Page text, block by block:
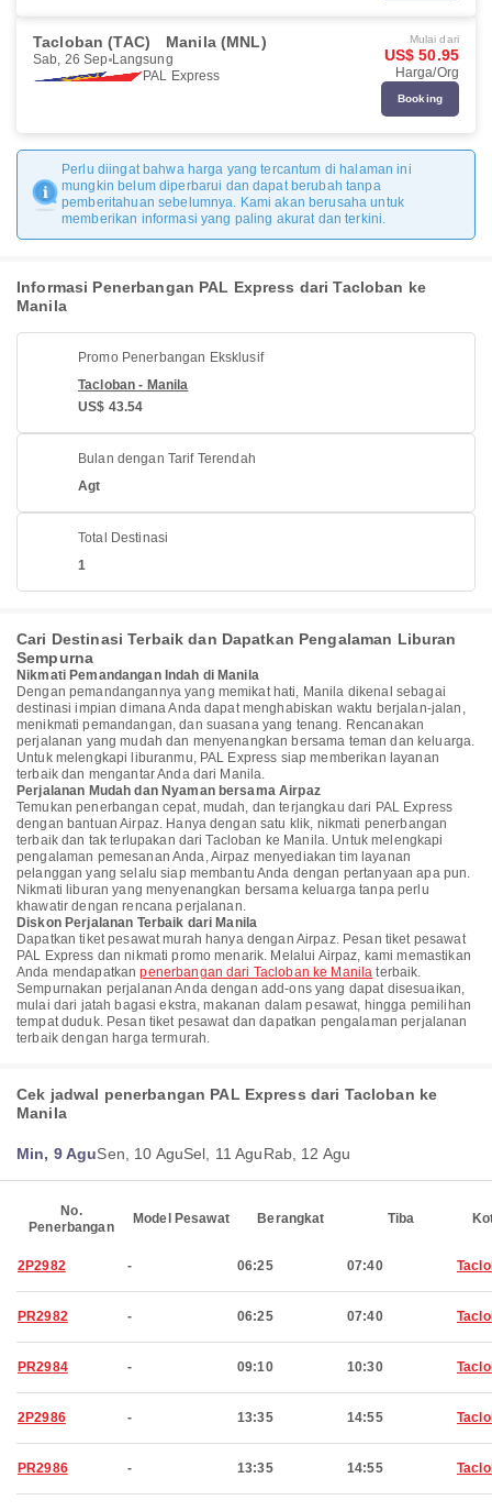
Tacloban (TAC) Manila (MNL)
Sab, 26 Sep Langsung
PAL Express
Mulai dari
US$ 50.95
Harga/Org
Booking
Perlu diingat bahwa harga yang tercantum di halaman ini
mungkin belum diperbarui dan dapat berubah tanpa
pemberitahuan sebelumnya. Kami akan berusaha untuk
memberikan informasi yang paling akurat dan terkini.
Informasi Penerbangan PAL Express dari Tacloban ke
Manila
Promo Penerbangan Eksklusif
Tacloban - Manila
US$ 43.54
Bulan dengan Tarif Terendah
Agt
Total Destinasi
1
Cari Destinasi Terbaik dan Dapatkan Pengalaman Liburan
Sempurna
Nikmati Pemandangan Indah di Manila
Dengan pemandangannya yang memikat hati, Manila dikenal sebagai
destinasi impian dimana Anda dapat menghabiskan waktu berjalan-jalan,
menikmati pemandangan, dan suasana yang tenang. Rencanakan
perjalanan yang mudah dan menyenangkan bersama teman dan keluarga.
Untuk melengkapi liburanmu, PAL Express siap memberikan layanan
terbaik dan mengantar Anda dari Manila.
Perjalanan Mudah dan Nyaman bersama Airpaz
Temukan penerbangan cepat, mudah, dan terjangkau dari PAL Express
dengan bantuan Airpaz. Hanya dengan satu klik, nikmati penerbangan
terbaik dan tak terlupakan dari Tacloban ke Manila. Untuk melengkapi
pengalaman pemesanan Anda, Airpaz menyediakan tim layanan
pelanggan yang selalu siap membantu Anda dengan pertanyaan apa pun.
Nikmati liburan yang menyenangkan bersama keluarga tanpa perlu
khawatir dengan rencana perjalanan.
Diskon Perjalanan Terbaik dari Manila
Dapatkan tiket pesawat murah hanya dengan Airpaz. Pesan tiket pesawat
PAL Express dan nikmati promo menarik. Melalui Airpaz, kami memastikan
Anda mendapatkanpenerbangan dari Tacloban ke Manila terbaik.
Sempurnakan perjalanan Anda dengan add-ons yang dapat disesuaikan,
mulai dari jatah bagasi ekstra, makanan dalam pesawat, hingga pemilihan
tempat duduk. Pesan tiket pesawat dan dapatkan pengalaman perjalanan
terbaik dengan harga termurah.
Cek jadwal penerbangan PAL Express dari Tacloban ke
Manila
Min, 9 AguSen, 10 AguSel, 11 AguRab, 12 Agu
No.
Penerbangan
Model Pesawat Berangkat Tiba
2P2982 - 06:25 07:40
PR2982 - 06:25 07:40
PR2984 - 09:10 10:30
2P2986 - 13:35 14:55
PR2986 - 13:35 14:55